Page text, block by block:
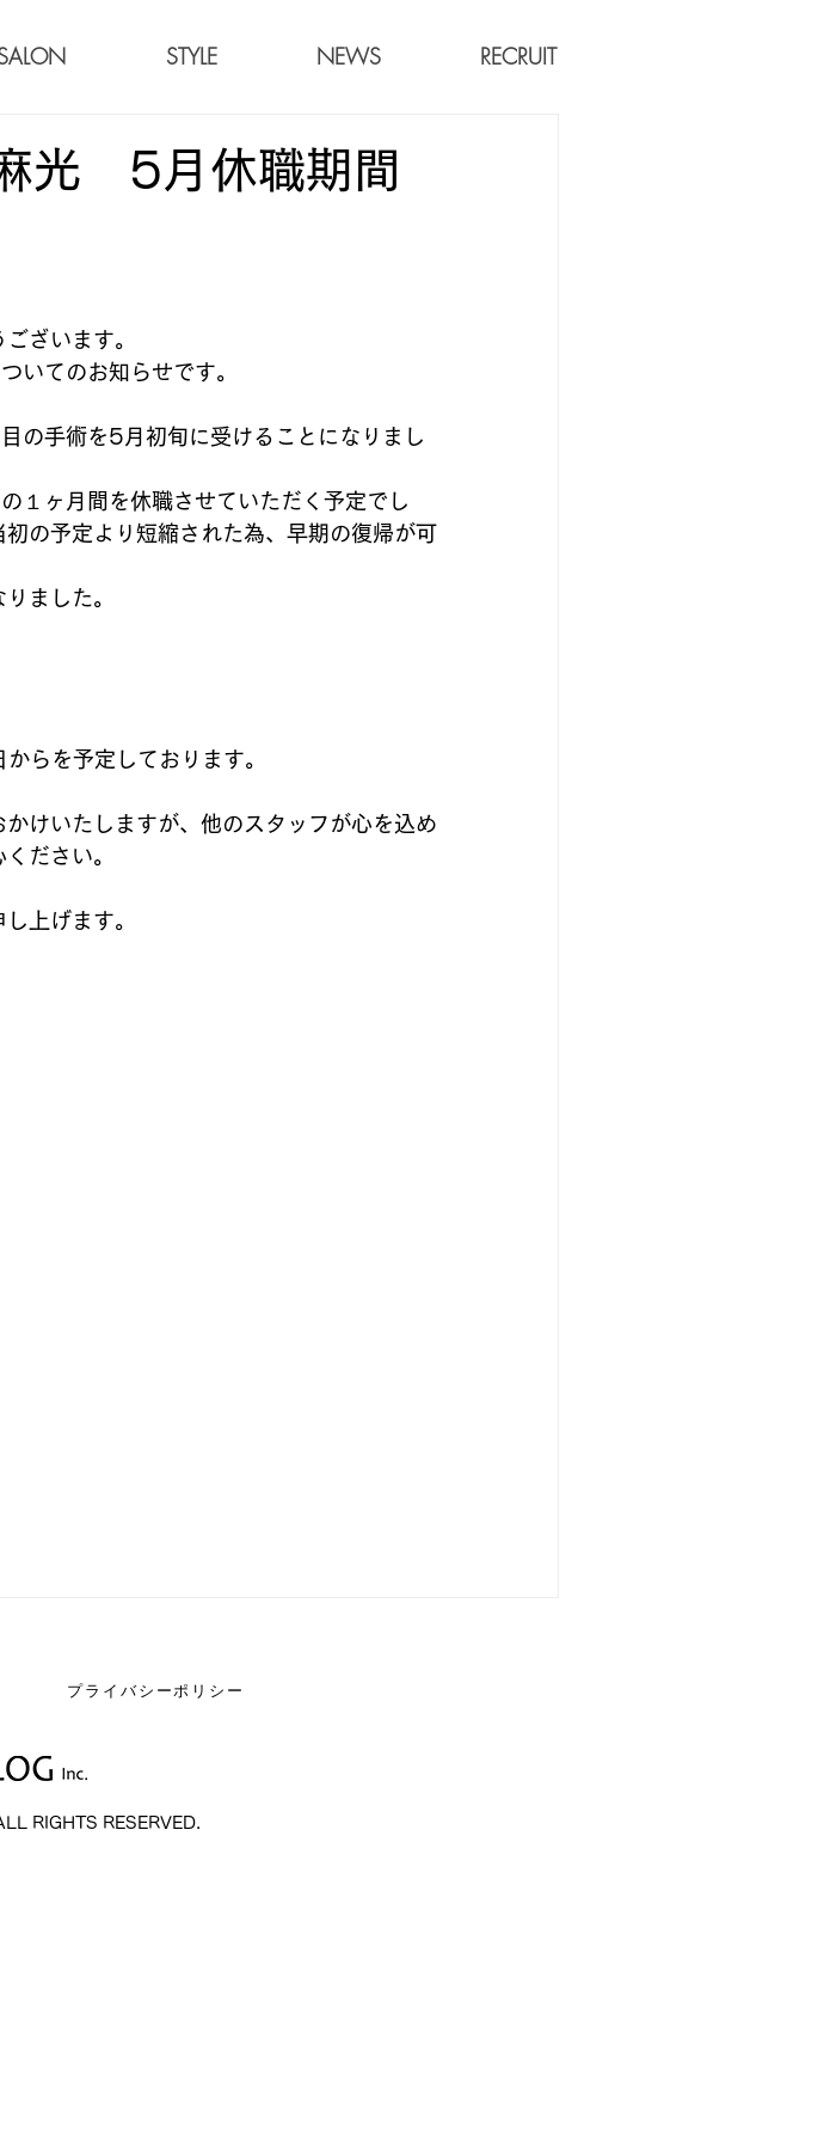
STYLE NEWS RECRUIT
光 5月休職期間
ざいます。
いてのお知らせです。
の手術を5月初旬に受けることになりまし
１ヶ月間を休職させていただく予定でし
の予定より短縮された為、早期の復帰が可
ました。
らを予定しております。
けいたしますが、他のスタッフが心を込め
ださい。
上げます。
プライバシーポリシー
RIGHTS RESERVED.